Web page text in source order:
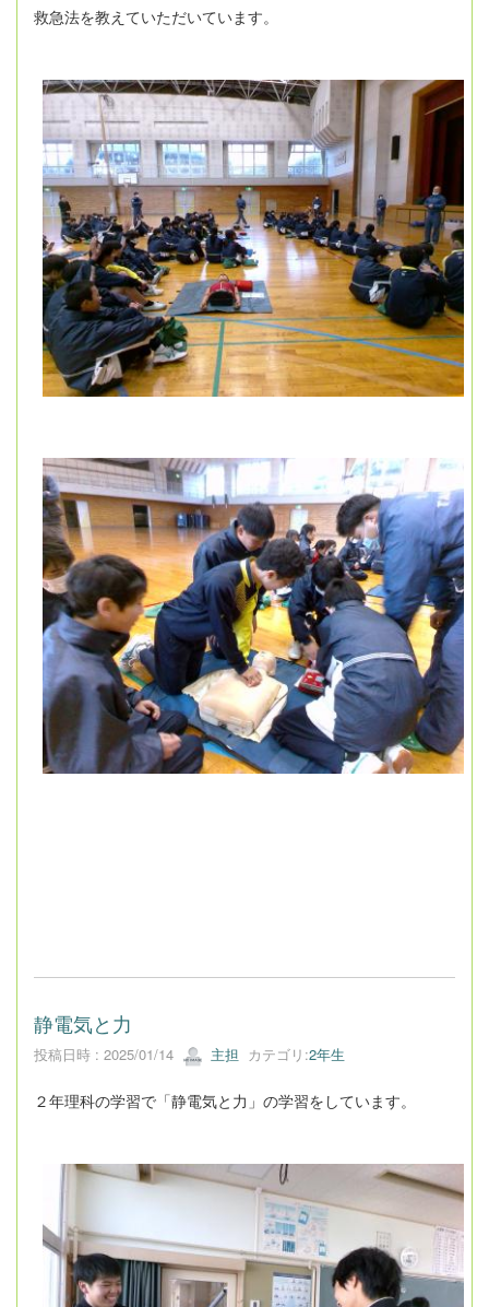
救急法を教えていただいています。
静電気と力
投稿日時 : 2025/01/14 主担 カテゴリ:2年生
２年理科の学習で「静電気と力」の学習をしています。